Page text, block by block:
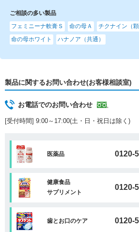
ご相談の多い製品
フェミニーナ軟膏Ｓ
命の母Ａ
チクナイン（顆
命の母ホワイト
ハナノア（共通）
製品に関するお問い合わせ(お客様相談室)
お電話でのお問い合わせ
[受付時間] 9:00～17:00(土・日・祝日は除く)
医薬品 0120-
健康食品
サプリメント
0120-
歯とお口のケア 0120-